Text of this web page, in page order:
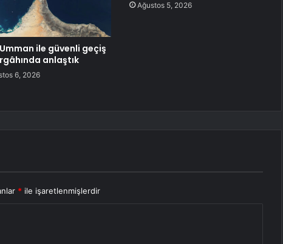
ile güvenli geçiş
anlaştık
6, 2026
Ağustos 5, 2026
* ile işaretlenmişlerdir